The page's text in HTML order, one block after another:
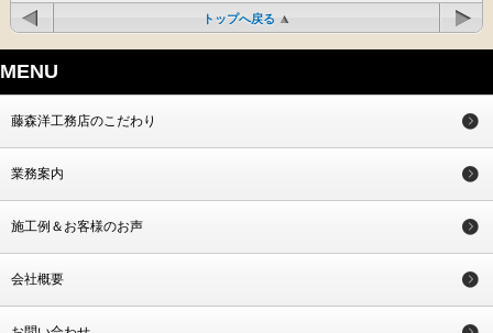
トップへ戻る
MENU
藤森洋工務店のこだわり
業務案内
施工例＆お客様のお声
会社概要